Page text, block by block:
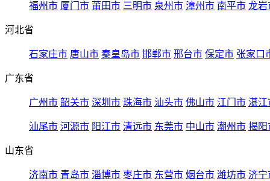
福州市 厦门市 莆田市 三明市 泉州市 漳州市 南平市 龙岩
河北省
石家庄市 唐山市 秦皇岛市 邯郸市 邢台市 保定市 张家口
广东省
广州市 韶关市 深圳市 珠海市 汕头市 佛山市 江门市 湛江
汕尾市 河源市 阳江市 清远市 东莞市 中山市 潮州市 揭阳
山东省
济南市 青岛市 淄博市 枣庄市 东营市 烟台市 潍坊市 济宁